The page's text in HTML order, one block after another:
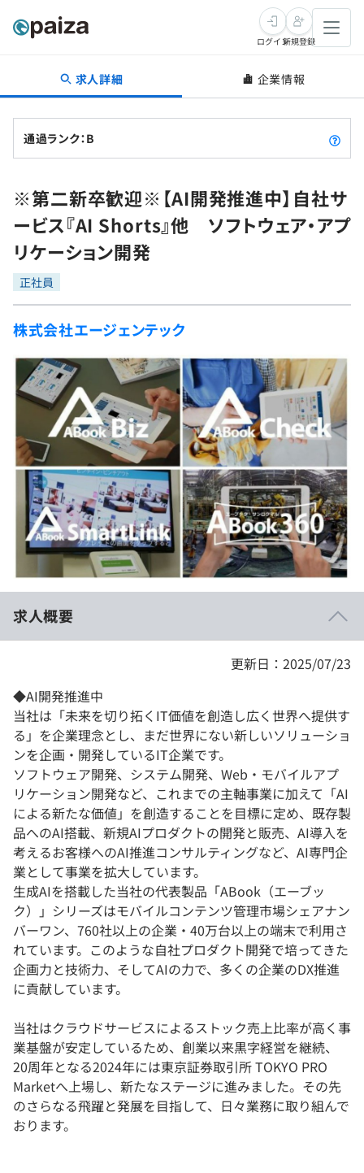
転職・キャリア
転職成功ガイド
転職エージェント
インタビュー
転職成功ガイド
新卒就活
求人検索
本選考
インターン
新卒エージェント
イベント・セミナー
インタビュー
就活成功ガイド
学習
問題集
4択課題
ナレッジ
リファレンス
プラン
個人向けプラン
法人向けプラン
学校向けプラン
契約内容・クーポン
プログラミング言語
評価結果一覧
再チャレンジ結果一覧
ゲーム・マンガ
Tech Team Journal
paiza times
note
ログイン新規登録
求人詳細 企業情報
通過ランク：B
※第二新卒歓迎※【AI開発推進中】自社サ
ービス『AI Shorts』他 ソフトウェア・アプ
リケーション開発
正社員
株式会社エージェンテック
求人概要
更新日：2025/07/23
◆AI開発推進中
当社は「未来を切り拓くIT価値を創造し広く世界へ提供す
る」を企業理念とし、まだ世界にない新しいソリューショ
ンを企画・開発しているIT企業です。
ソフトウェア開発、システム開発、Web・モバイルアプ
リケーション開発など、これまでの主軸事業に加えて「AI
による新たな価値」を創造することを目標に定め、既存製
品へのAI搭載、新規AIプロダクトの開発と販売、AI導入を
考えるお客様へのAI推進コンサルティングなど、AI専門企
業として事業を拡大しています。
生成AIを搭載した当社の代表製品「ABook（エーブッ
ク）」シリーズはモバイルコンテンツ管理市場シェアナン
バーワン、760社以上の企業・40万台以上の端末で利用さ
れています。このような自社プロダクト開発で培ってきた
企画力と技術力、そしてAIの力で、多くの企業のDX推進
に貢献しています。
当社はクラウドサービスによるストック売上比率が高く事
業基盤が安定しているため、創業以来黒字経営を継続、
20周年となる2024年には東京証券取引所 TOKYO PRO
Marketへ上場し、新たなステージに進みました。その先
のさらなる飛躍と発展を目指して、日々業務に取り組んで
おります。